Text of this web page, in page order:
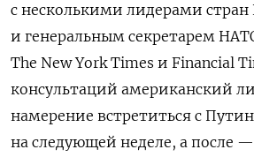
с несколькими лидерами
и генеральным секретарем
The New York Times и Financial
консультаций американский
намерение встретиться с
на следующей неделе, а после